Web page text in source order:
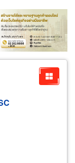
วแทนจัดจำหน่าย